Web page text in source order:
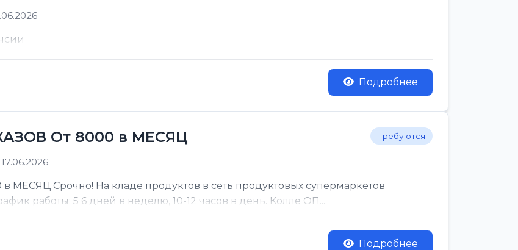
Подробнее
От 8000 в МЕСЯЦ Требуются
Срочно! На кладе продуктов в сеть продуктовых супермаркетов
работы: 5 6 дней в неделю, 10-12 часов в день. Колле ОП...
Подробнее